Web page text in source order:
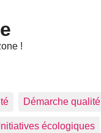
!
Démarche qualité
Initiatives écologiques